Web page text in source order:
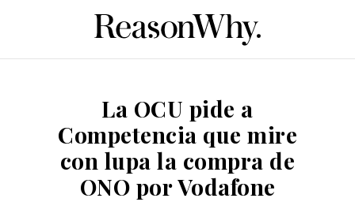
La OCU pide a
Competencia que mire
con lupa la compra de
ONO por Vodafone